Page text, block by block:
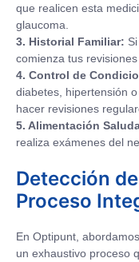
que realicen esta
glaucoma.
3. Historial Familiar:
comienza tus
4. Control de
diabetes, hipertensión
hacer revisiones
5. Alimentación
realiza exámenes del
Detección
Proceso
En Optipunt,
un exhaustivo proceso